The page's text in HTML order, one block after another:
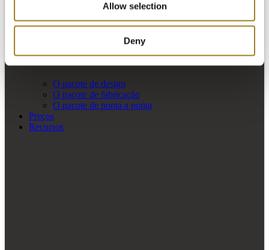
Allow selection
Deny
O pacote de design
O pacote de fabricação
O pacote de ponta a ponta
Preços
Recursos